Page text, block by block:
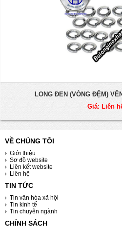
LONG ĐEN (VÒNG ĐỆM)
Giá: Liên
VỀ CHÚNG TÔI
Giới thiệu
Sơ đồ website
Liên kết website
Liên hệ
TIN TỨC
Tin văn hóa xã hội
Tin kinh tế
Tin chuyên ngành
CHÍNH SÁCH